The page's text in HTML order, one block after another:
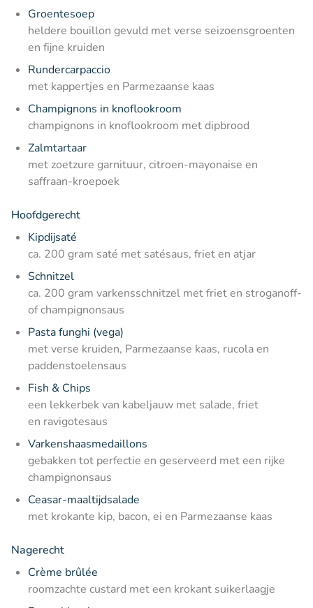
Groentesoep
heldere bouillon gevuld met verse seizoensgroenten
en fijne kruiden
Rundercarpaccio
met kappertjes en Parmezaanse kaas
Champignons in knoflookroom
champignons in knoflookroom met dipbrood
Zalmtartaar
met zoetzure garnituur, citroen-mayonaise en
saffraan-kroepoek
Hoofdgerecht
Kipdijsaté
ca. 200 gram saté met satésaus, friet en atjar
Schnitzel
ca. 200 gram varkensschnitzel met friet en stroganoff-
of champignonsaus
Pasta funghi (vega)
met verse kruiden, Parmezaanse kaas, rucola en
paddenstoelensaus
Fish & Chips
een lekkerbek van kabeljauw met salade, friet
en ravigotesaus
Varkenshaasmedaillons
gebakken tot perfectie en geserveerd met een rijke
champignonsaus
Ceasar-maaltijdsalade
met krokante kip, bacon, ei en Parmezaanse kaas
Nagerecht
Crème brûlée
roomzachte custard met een krokant suikerlaagje